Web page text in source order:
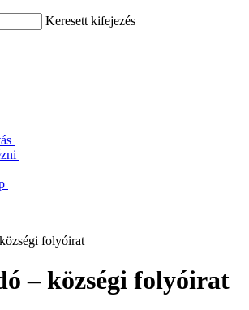
Keresett kifejezés
folyóirat
– községi folyóirat